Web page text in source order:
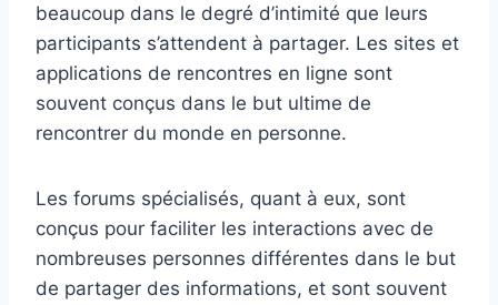
beaucoup dans le degré d’intimité que leurs
participants s’attendent à partager. Les sites et
applications de rencontres en ligne sont
souvent conçus dans le but ultime de
rencontrer du monde en personne.
Les forums spécialisés, quant à eux, sont
conçus pour faciliter les interactions avec de
nombreuses personnes différentes dans le but
de partager des informations, et sont souvent